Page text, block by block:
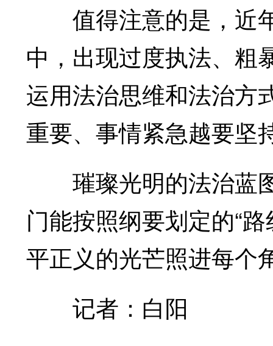
值得注意的是，近
中，出现过度执法、粗
运用法治思维和法治方
重要、事情紧急越要坚
璀璨光明的法治蓝
门能按照纲要划定的“
平正义的光芒照进每个
记者：白阳